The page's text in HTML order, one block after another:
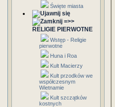
Święte miasta
=>>
RELIGIE PIERWOTNE
Wstęp - Religie
pierwotne
Huna i Roa
Kult Macierzy
Kult przodków we
współczesnym
Wietnamie
Kult szczątków
kostnych